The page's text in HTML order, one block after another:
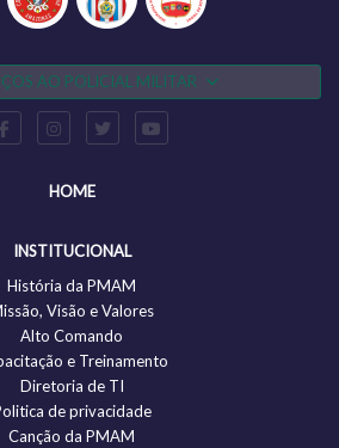
AO POLICIAL MILITAR
HOME
INSTITUCIONAL
História da PMAM
Visão e Valores
Alto Comando
e Treinamento
Diretoria de TI
de privacidade
Canção da PMAM